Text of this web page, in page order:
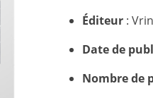
Éditeur: Vrin
Date de
Nombre de